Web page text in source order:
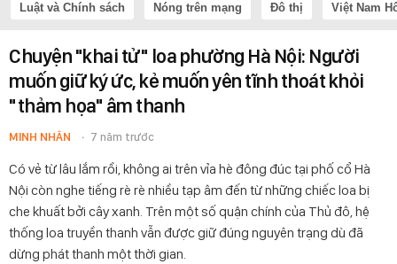
Luật và Chính sách Nóng trên mạng Đô thị Việt Nam
Chuyện "khai tử" loa phường Hà Nội: Người
muốn giữ ký ức, kẻ muốn yên tĩnh thoát khỏi
"thảm họa" âm thanh
MINH NHÂN 7 năm trước
Có vẻ từ lâu lắm rồi, không ai trên vỉa hè đông đúc tại phố cổ Hà
Nội còn nghe tiếng rè rè nhiều tạp âm đến từ những chiếc loa bị
che khuất bởi cây xanh. Trên một số quận chính của Thủ đô, hệ
thống loa truyền thanh vẫn được giữ đúng nguyên trạng dù đã
dừng phát thanh một thời gian.